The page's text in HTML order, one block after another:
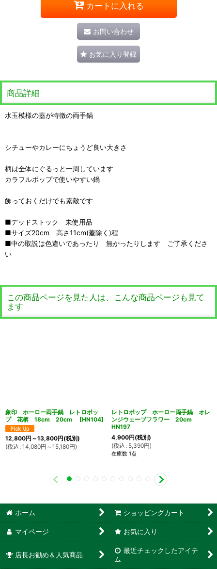
カートに入れる
お問い合わせ
お気に入り登録
商品詳細
水玉模様の蓋が特徴の両手鍋
シチューやカレーにちょうど良い大きさ
柄は全体にぐるっと一周しています
カラフルポップで使いやすい鍋
飾っておくだけでも素敵です
■デッドストック 未使用品
■サイズ20cm 高さ11cm(蓋除く)程
■中の取説は色違いであったり 無かったりします ご了承くださ
い
この商品ページを見た人は、こんな商品ページも見て
ます
象印 ホーロー両手鍋 レトロポッ
プ 花柄 18cm 20cm
[HN104]
12,800円 ～13,800円(税別)
(税込 : 14,080円 ～15,180円)
レトロポップ ホーロー両手鍋 オレ
ンジウェーブフラワー 20cm
HN197
4,900円(税別)
(税込 : 5,390円)
在庫数 1点
ホーム ショッピングカート
マイページ お気に入り
店長お勧め＆人気商品
最近チェックしたアイテ
ム